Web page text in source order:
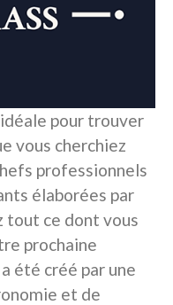
pour trouver
vous cherchiez
professionnels
élaborées par
tout ce dont vous
prochaine
été créé par une
et de